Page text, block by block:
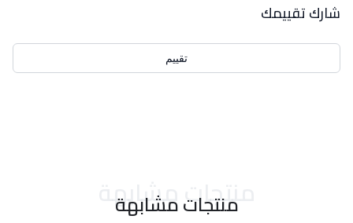
شارك تقييمك
تقييم
منتجات مشابهة
منتجات مشابهة